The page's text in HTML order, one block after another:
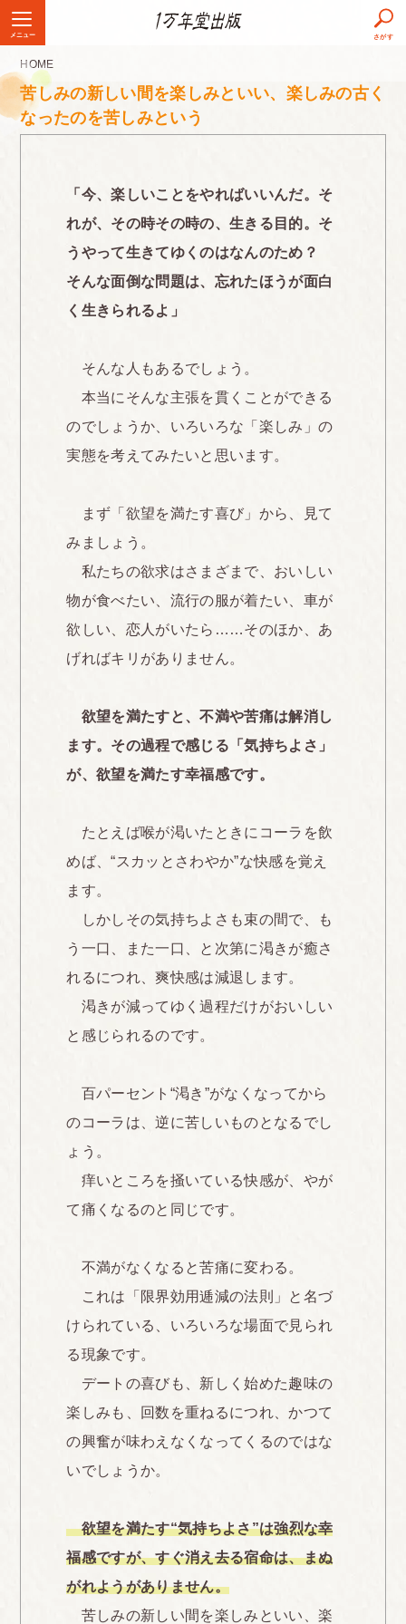
メニュー さがす
HOME
苦しみの新しい間を楽しみといい、楽しみの古く
なったのを苦しみという
「今、楽しいことをやればいいんだ。そ
れが、その時その時の、生きる目的。そ
うやって生きてゆくのはなんのため？
そんな面倒な問題は、忘れたほうが面白
く生きられるよ」
そんな人もあるでしょう。
本当にそんな主張を貫くことができる
のでしょうか、いろいろな「楽しみ」の
実態を考えてみたいと思います。
まず「欲望を満たす喜び」から、見て
みましょう。
私たちの欲求はさまざまで、おいしい
物が食べたい、流行の服が着たい、車が
欲しい、恋人がいたら……そのほか、あ
げればキリがありません。
欲望を満たすと、不満や苦痛は解消し
ます。その過程で感じる「気持ちよさ」
が、欲望を満たす幸福感です。
たとえば喉が渇いたときにコーラを飲
めば、“スカッとさわやか”な快感を覚え
ます。
しかしその気持ちよさも束の間で、も
う一口、また一口、と次第に渇きが癒さ
れるにつれ、爽快感は減退します。
渇きが減ってゆく過程だけがおいしい
と感じられるのです。
百パーセント“渇き”がなくなってから
のコーラは、逆に苦しいものとなるでし
ょう。
痒いところを掻いている快感が、やが
て痛くなるのと同じです。
不満がなくなると苦痛に変わる。
これは「限界効用逓減の法則」と名づ
けられている、いろいろな場面で見られ
る現象です。
デートの喜びも、新しく始めた趣味の
楽しみも、回数を重ねるにつれ、かつて
の興奮が味わえなくなってくるのではな
いでしょうか。
欲望を満たす“気持ちよさ”は強烈な幸
福感ですが、すぐ消え去る宿命は、まぬ
がれようがありません。
苦しみの新しい間を楽しみといい、楽